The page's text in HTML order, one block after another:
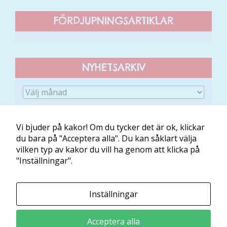
FÖRDJUPNINGSARTIKLAR
NYHETSARKIV
Om Minibladet Villkor Mina kakor
Minibladet tillhandahålls av:
Läs och Lär McShane Education AB
Ansvarig utgivare: Maria McShane
Vi bjuder på kakor! Om du tycker det är ok, klickar
du bara på "Acceptera alla". Du kan såklart välja
vilken typ av kakor du vill ha genom att klicka på
"Inställningar".
Inställningar
Acceptera alla
från
hemsidan.
Marknadsföring
Genom att dela
med dig av dina
intressen och ditt
chansen att få se
personligt
anpassat innehåll